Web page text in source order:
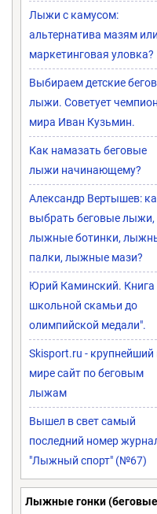
Лыжи с камусом:
альтернатива мазям или
маркетинговая уловка?
Выбираем детские
лыжи. Советует чемпион
мира Иван Кузьмин.
Как намазать беговые
лыжи начинающему?
Александр Вертышев:
выбрать беговые лыжи,
лыжные ботинки,
палки, лыжные мази?
Юрий Каминский. Книга
школьной скамьи до
олимпийской медали".
Skisport.ru - крупнейший
мире сайт по беговым
лыжам
Вышел в свет самый
последний номер
"Лыжный спорт" (№67)
Лыжные гонки (беговые